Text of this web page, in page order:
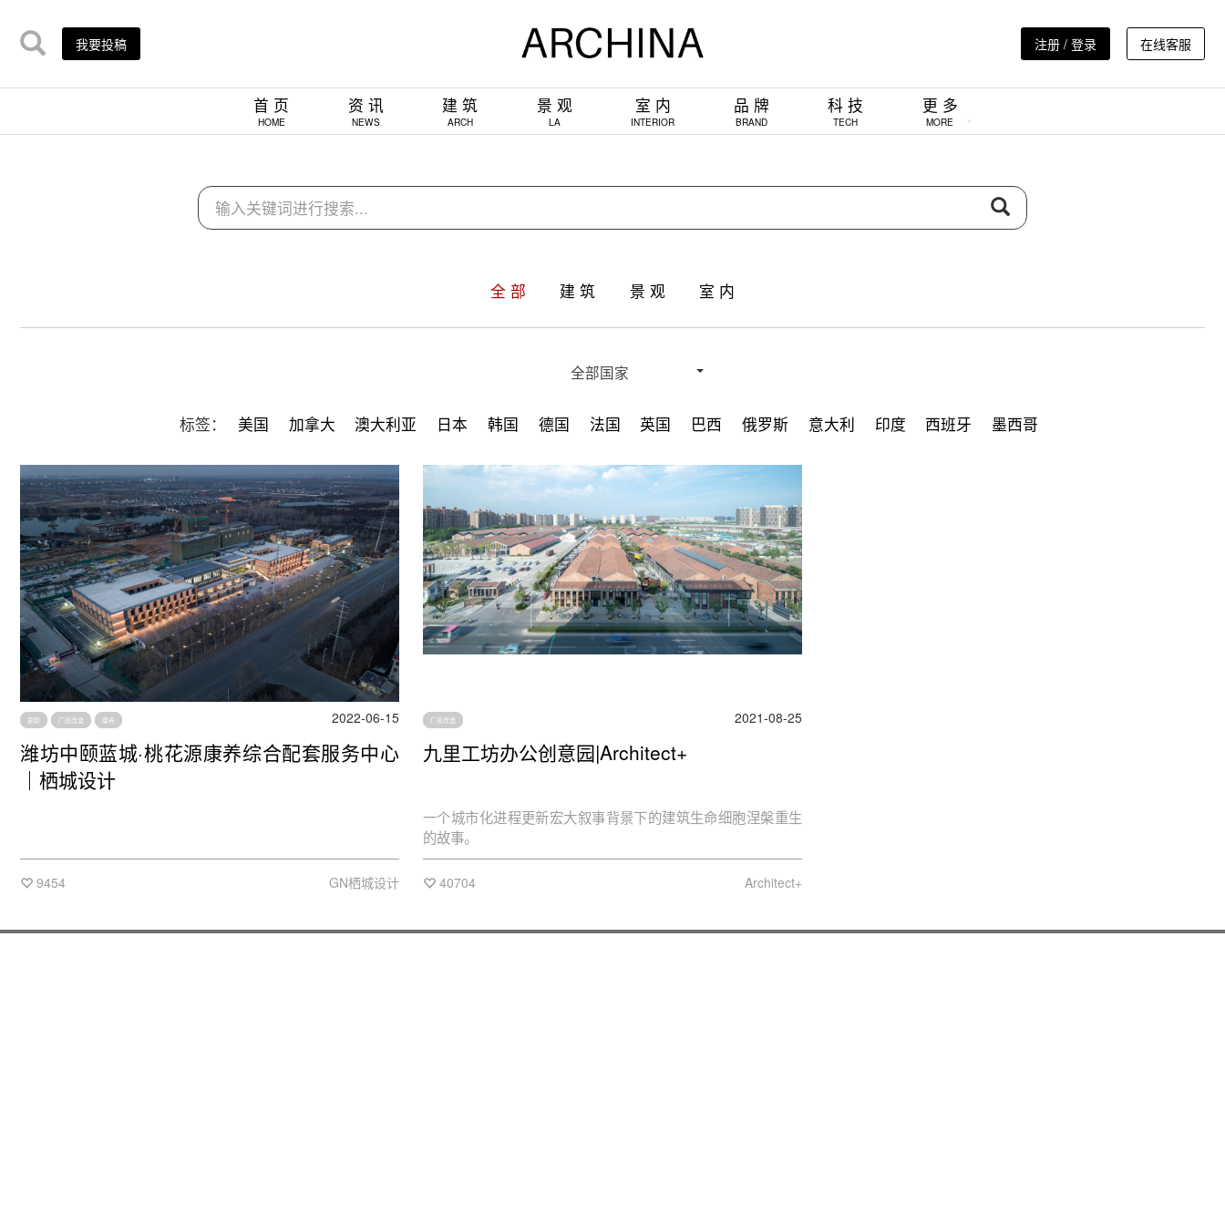
我要投稿 注册 / 登录 在线客服
首 页
HOME
资 讯
NEWS
建 筑
ARCH
景 观
LA
室 内
INTERIOR
品 牌
BRAND
科 技
TECH
更 多
MORE
全 部 建 筑 景 观 室 内
全部国家
标签： 美国 加拿大 澳大利亚 日本 韩国 德国 法国 英国 巴西 俄罗斯 意大利 印度 西班牙 墨西哥
更新 厂房改造 康养 2022-06-15
潍坊中颐蓝城·桃花源康养综合配套服务中心
｜栖城设计
9454 GN栖城设计
厂房改造 2021-08-25
九里工坊办公创意园|Architect+
一个城市化进程更新宏大叙事背景下的建筑生命细胞涅槃重生
的故事。
40704 Architect+